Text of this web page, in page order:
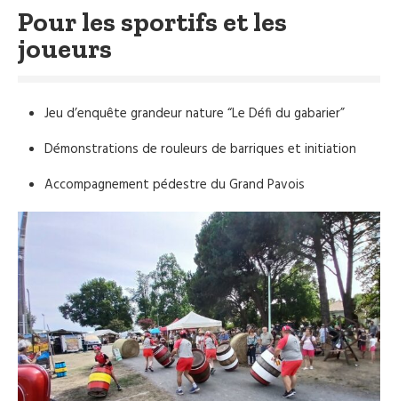
Pour les sportifs et les
joueurs
Jeu d’enquête grandeur nature “Le Défi du gabarier”
Démonstrations de rouleurs de barriques et initiation
Accompagnement pédestre du Grand Pavois